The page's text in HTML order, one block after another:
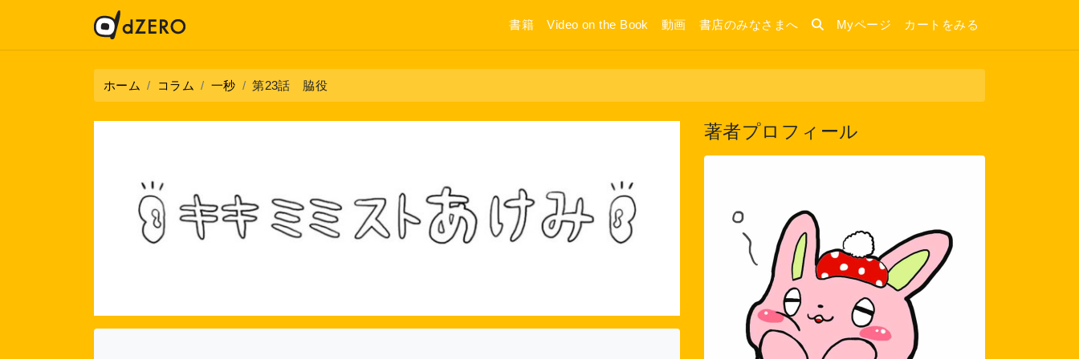
書籍 Video on the Book 動画 書店のみなさまへ Myページ カートをみる
ホーム コラム 一秒 第23話 脇役
著者プロフィール